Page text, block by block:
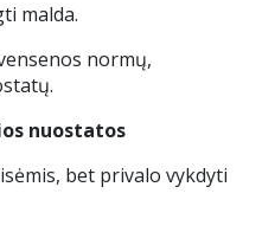
malda.
normų,
nuostatos
bet privalo vykdyti